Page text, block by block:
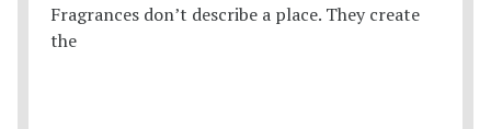
Fragrances don’t describe a place. They create
the